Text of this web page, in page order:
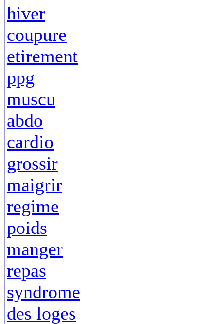
hiver
coupure
etirement
ppg
muscu
abdo
cardio
grossir
maigrir
regime
poids
manger
repas
syndrome
des loges